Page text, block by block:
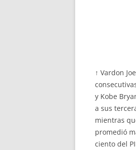
↑ Vardon
y Kobe
a sus
mientras
promedió
ciento del